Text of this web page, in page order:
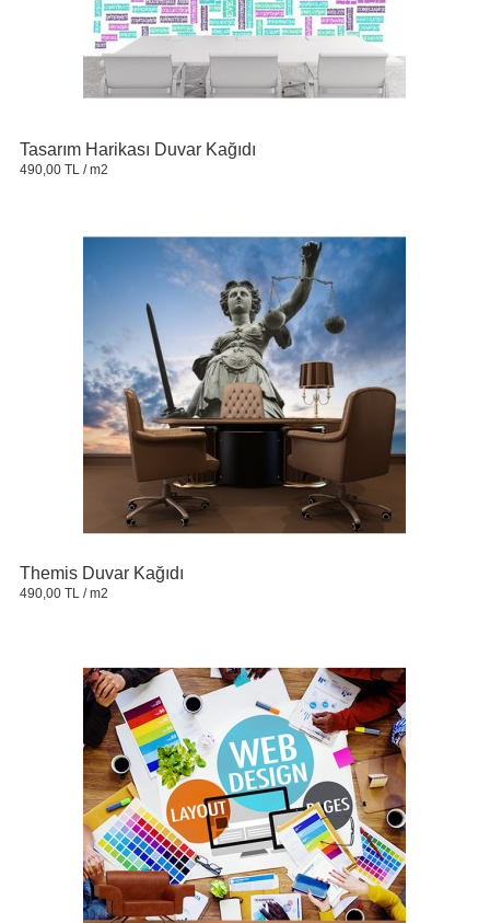
Tasarım Harikası Duvar Kağıdı
490,00 TL / m2
Themis Duvar Kağıdı
490,00 TL / m2